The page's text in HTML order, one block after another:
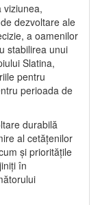
viziunea,
dezvoltare ale
a oamenilor
stabilirea unui
Slatina,
pentru
perioada de
durabilă
al cetățenilor
și prioritățile
în